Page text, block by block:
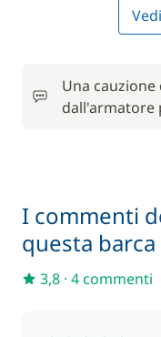
Hostess (pasti
Paddle (SUP)
Una cauzione
dall'armatore
I commenti
questa barca
3,8 · 4 commenti